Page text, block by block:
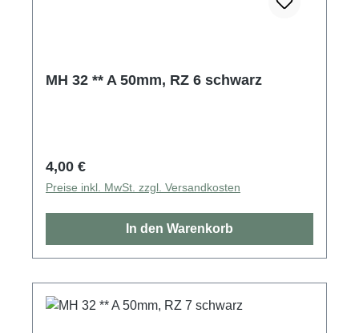
MH 32 ** A 50mm, RZ 6 schwarz
Regulärer Preis:
4,00 €
Preise inkl. MwSt. zzgl. Versandkosten
In den Warenkorb